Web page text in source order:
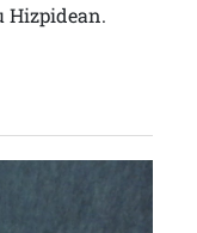
Hizpidean.